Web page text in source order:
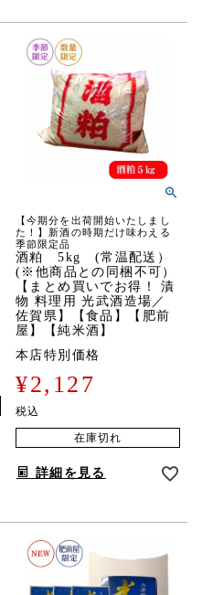
【今期分を出荷開始いたしまし
た！】新酒の時期だけ味わえる
季節限定品
酒粕 5kg (常温配送）
(※他商品との同梱不可）
【まとめ買いでお得！ 漬
物 料理用 光武酒造場／
佐賀県】【食品】【肥前
屋】【純米酒】
本店特別価格
¥2,127
税込
在庫切れ
詳細を見る